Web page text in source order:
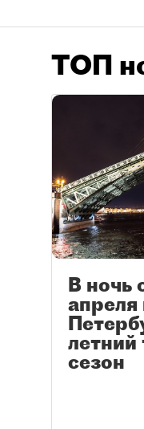
ТОП
В ночь
апреля
летний
сезон